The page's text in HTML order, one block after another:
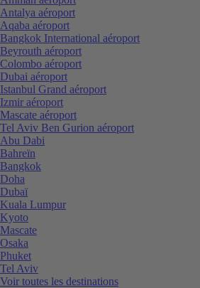
Antalya aéroport
Aqaba aéroport
Bangkok International aéroport
Beyrouth aéroport
Colombo aéroport
Dubai aéroport
Istanbul Grand aéroport
Izmir aéroport
Mascate aéroport
Tel Aviv Ben Gurion aéroport
Abu Dabi
Bahreïn
Bangkok
Doha
Dubaï
Kuala Lumpur
Kyoto
Mascate
Osaka
Phuket
Tel Aviv
Voir toutes les destinations